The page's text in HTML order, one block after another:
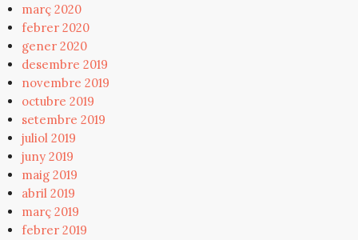
març 2020
febrer 2020
gener 2020
desembre 2019
novembre 2019
octubre 2019
setembre 2019
juliol 2019
juny 2019
maig 2019
abril 2019
març 2019
febrer 2019